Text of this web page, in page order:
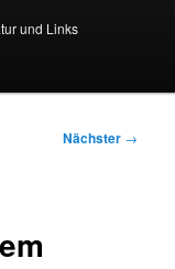
und Links
Nächster →